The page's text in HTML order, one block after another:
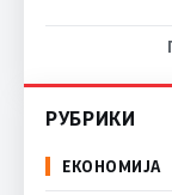
РУБРИКИ
ЕКОНОМИЈА